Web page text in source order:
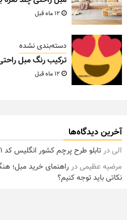
دسته‌بندی نشده
ترکیب رنگ مبل
آخرین دیدگاه‌ها
الیدرتابلو طرح پرچم کشور انگلیس کد t1001
مرضیه عظیمیدر راهنمای خرید مبل؛
نکاتی باید توجه کنیم؟